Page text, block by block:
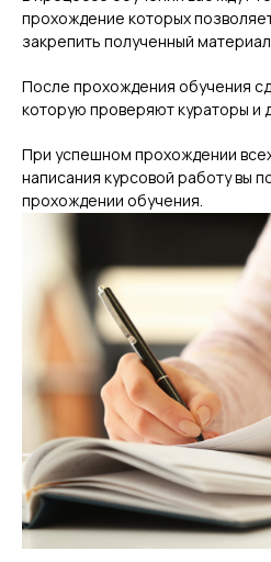
прохождение которых
закрепить полученный
После прохождения обучения
которую проверяют кураторы и
При успешном прохождении
написания курсовой работу вы
прохождении обучения.